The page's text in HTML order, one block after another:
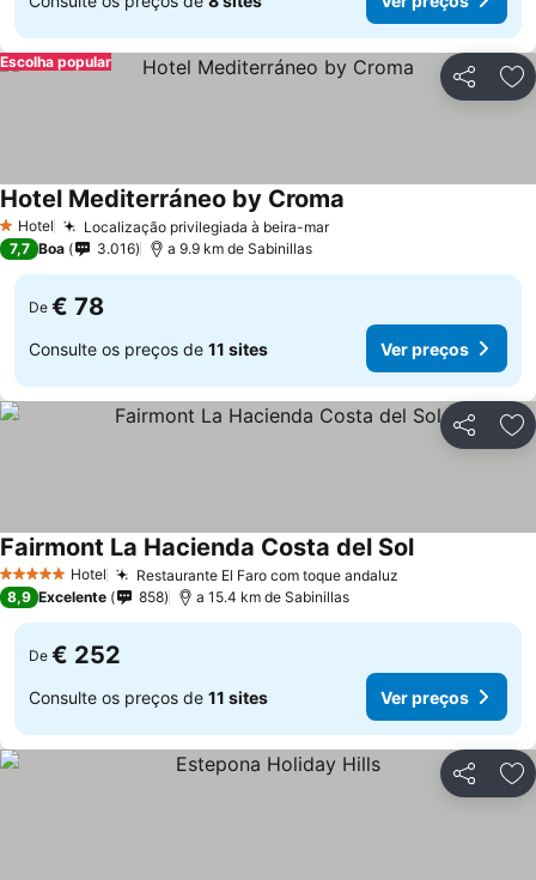
Partilhar
Escolha popular
1 Estrelas
Hotel Localização privilegiada à beira-mar
Hotel Mediterráneo by Croma
7,7 Boa 3.016 a 9.9 km de Sabinillas
De € 78
Consulte os preços de 11 sites Ver preços
Partilhar
5 Estrelas Hotel Restaurante El Faro com toque andaluz
Fairmont La Hacienda Costa del Sol
8,9 Excelente 858 a 15.4 km de Sabinillas
De € 252
Consulte os preços de 11 sites Ver preços
Partilhar